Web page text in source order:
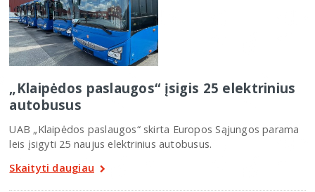
„Klaipėdos paslaugos“ įsigis 25 elektrinius
autobusus
UAB „Klaipėdos paslaugos“ skirta Europos Sąjungos parama
leis įsigyti 25 naujus elektrinius autobusus.
Skaityti daugiau